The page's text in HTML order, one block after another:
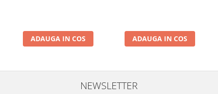
ADAUGA IN COS ADAUGA IN COS
NEWSLETTER